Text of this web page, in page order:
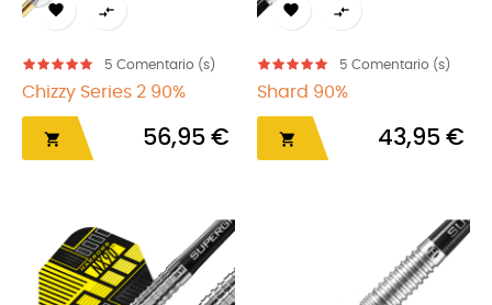
 
5 Comentario (s)
Chizzy Series 2 90%
 56,95 €
 
5 Comentario (s)
Shard 90%
 43,95 €